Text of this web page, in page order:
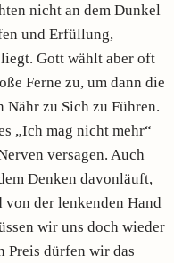
nicht an dem Dunkel
und Erfüllung,
Gott wählt aber oft
Ferne zu, um dann die
Nähr zu Sich zu Führen.
„Ich mag nicht mehr“
versagen. Auch
Denken davonläuft,
der lenkenden Hand
wir uns doch wieder
Preis dürfen wir das